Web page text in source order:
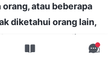
atau beberapa
diketahui orang lain,
tertentu di
dalam